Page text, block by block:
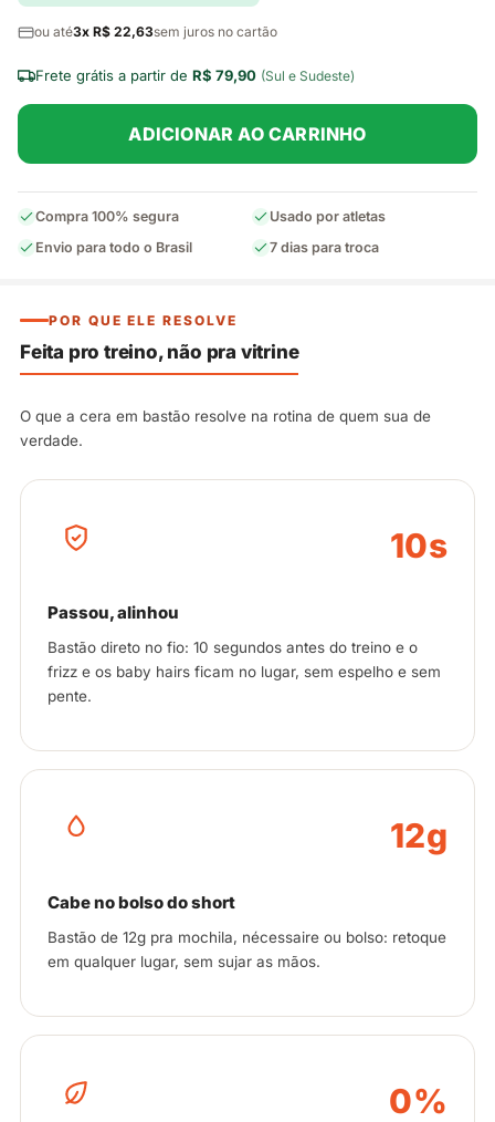
ou até3x R$ 22,63sem juros no cartão
Frete grátis a partir de R$ 79,90 (Sul e Sudeste)
ADICIONAR AO CARRINHO
Compra 100% segura
Usado por atletas
Envio para todo o Brasil
7 dias para troca
POR QUE ELE RESOLVE
Feita pro treino, não pra vitrine
O que a cera em bastão resolve na rotina de quem sua de
verdade.
10s
Passou, alinhou
Bastão direto no fio: 10 segundos antes do treino e o
frizz e os baby hairs ficam no lugar, sem espelho e sem
pente.
12g
Cabe no bolso do short
Bastão de 12g pra mochila, nécessaire ou bolso: retoque
em qualquer lugar, sem sujar as mãos.
0%